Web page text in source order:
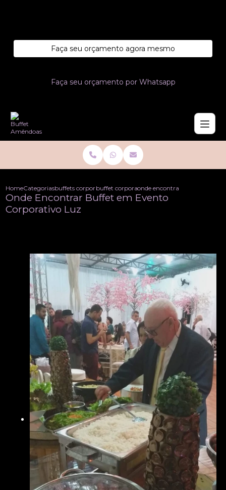
Faça seu orçamento agora mesmo
Faça seu orçamento por Whatsapp
HomeCategoriasbuffets corporativobuffet corporativoonde encontrar buffet em
Onde Encontrar Buffet em Evento
Corporativo Luz